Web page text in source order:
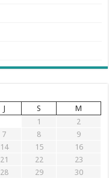
J S
M
1
2
7 8
9
14 15
16
21 22
23
28 29
30